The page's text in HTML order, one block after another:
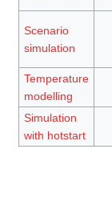
Scenario
simulation
Temperature
modelling
Simulation
with hotstart